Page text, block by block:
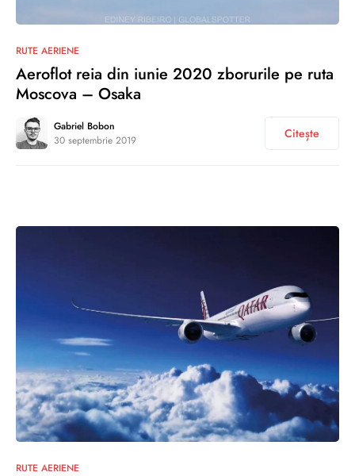
RUTE AERIENE
Aeroflot reia din iunie 2020 zborurile pe ruta
Moscova – Osaka
Gabriel Bobon
30 septembrie 2019
Citește
RUTE AERIENE